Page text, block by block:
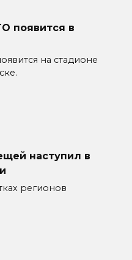
появится в
на стадионе
наступил в
регионов